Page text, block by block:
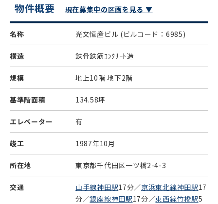
物件概要 現在募集中の区画を見る ▼
名称 光文恒産ビル (ビルコード：6985)
構造 鉄骨鉄筋ｺﾝｸﾘｰﾄ造
規模 地上10階 地下2階
基準階面積 134.58坪
エレベーター 有
竣工 1987年10月
所在地 東京都千代田区一ツ橋2-4-3
交通 山手線神田駅17分／京浜東北線神田駅17
分／銀座線神田駅17分／東西線竹橋駅5